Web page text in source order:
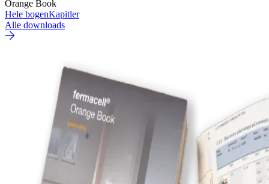
Orange Book
Hele bogenKapitler
Alle downloads